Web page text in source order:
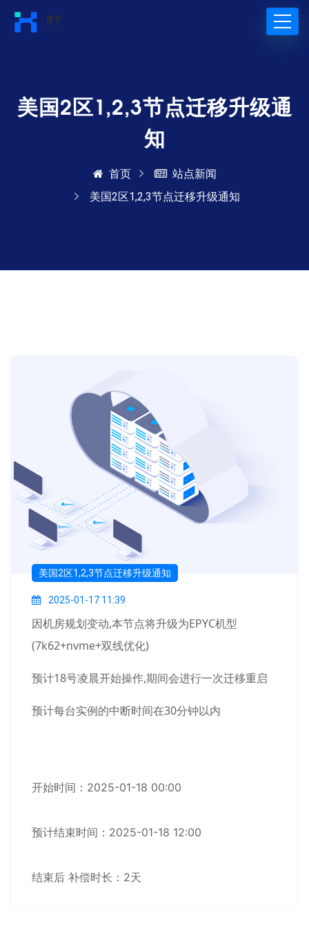
美国2区1,2,3节点迁移升级通
知
首页
站点新闻
美国2区1,2,3节点迁移升级通知
美国2区1,2,3节点迁移升级通知
Posted on
2025-01-17 11:39
因机房规划变动,本节点将升级为EPYC机型
(7k62+nvme+双线优化)
预计18号凌晨开始操作,期间会进行一次迁移重启
预计每台实例的中断时间在30分钟以内
开始时间：2025-01-18 00:00
预计结束时间：2025-01-18 12:00
结束后 补偿时长：2天